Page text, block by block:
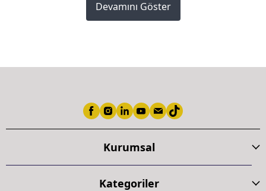
Devamını Göster
Kurumsal
Kategoriler